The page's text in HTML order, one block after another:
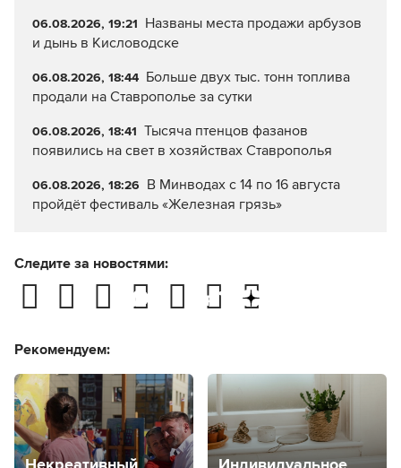
06.08.2026, 19:21 Названы места продажи арбузов
и дынь в Кисловодске
06.08.2026, 18:44 Больше двух тыс. тонн топлива
продали на Ставрополье за сутки
06.08.2026, 18:41 Тысяча птенцов фазанов
появились на свет в хозяйствах Ставрополья
06.08.2026, 18:26 В Минводах с 14 по 16 августа
пройдёт фестиваль «Железная грязь»
Следите за новостями:
Рекомендуем: